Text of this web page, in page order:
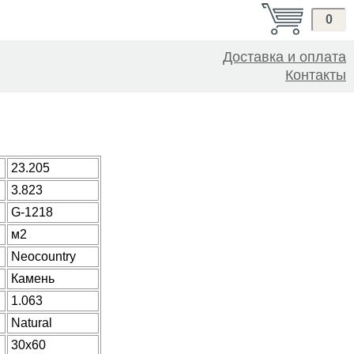
0
Доставка и оплата
Контакты
23.205
3.823
G-1218
м2
Neocountry
Камень
1.063
Natural
30x60